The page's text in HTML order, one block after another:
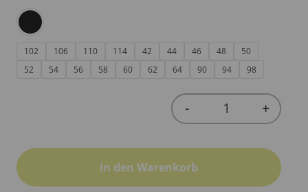
102 106 110 114 42 44 46 48
50
52
54 56 58 60 62 64 90 94 98
Quantity
- +
In den Warenkorb